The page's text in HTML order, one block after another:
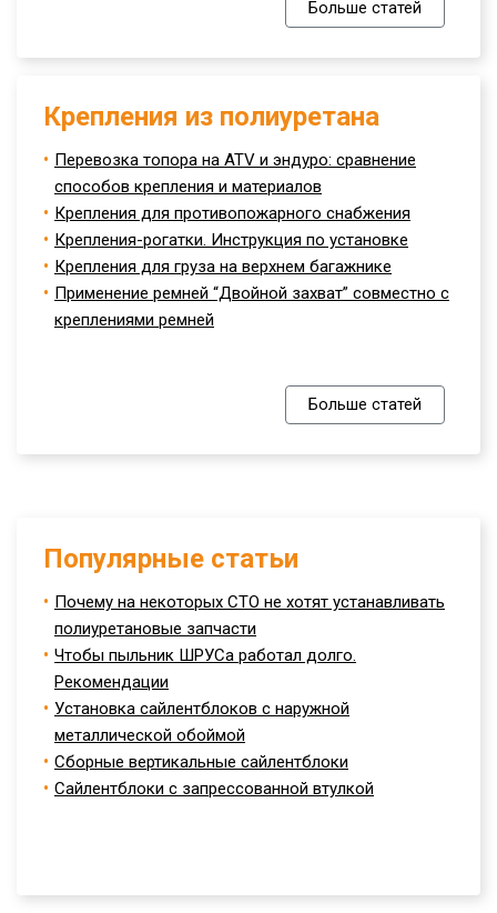
Больше статей
Крепления из полиуретана
Перевозка топора на ATV и эндуро: сравнение
способов крепления и материалов
Крепления для противопожарного снабжения
Крепления-рогатки. Инструкция по установке
Крепления для груза на верхнем багажнике
Применение ремней “Двойной захват” совместно с
креплениями ремней
Больше статей
Популярные статьи
Почему на некоторых СТО не хотят устанавливать
полиуретановые запчасти
Чтобы пыльник ШРУСа работал долго.
Рекомендации
Установка сайлентблоков с наружной
металлической обоймой
Сборные вертикальные сайлентблоки
Сайлентблоки с запрессованной втулкой